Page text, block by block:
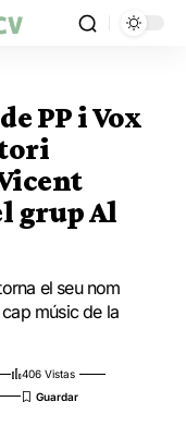
PP i Vox
grup Al
el seu nom
músic de la
406 Vistas